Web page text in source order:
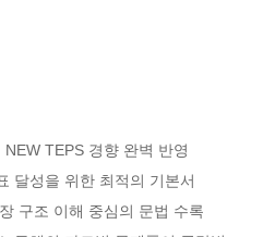
TEPS 경향 완벽 반영
달성을 위한 최적의 기본서
구조 이해 중심의 문법 수록